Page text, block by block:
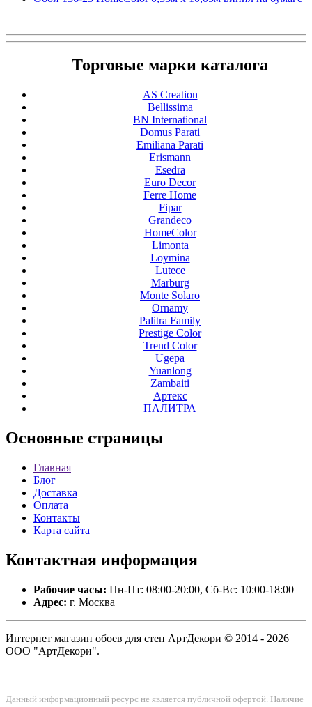
Торговые марки каталога
AS Creation
Bellissima
BN International
Domus Parati
Emiliana Parati
Erismann
Esedra
Euro Decor
Ferre Home
Fipar
Grandeco
HomeColor
Limonta
Loymina
Lutece
Marburg
Monte Solaro
Ornamy
Palitra Family
Prestige Color
Trend Color
Ugepa
Yuanlong
Zambaiti
Артекс
ПАЛИТРА
Основные страницы
Главная
Блог
Доставка
Оплата
Контакты
Карта сайта
Контактная информация
Рабочие часы: Пн-Пт: 08:00-20:00, Сб-Вс: 10:00-18:00
Адрес: г. Москва
Интернет магазин обоев для стен АртДекори © 2014 - 2026
ООО "АртДекори".
Данный информационный ресурс не является публичной офертой. Наличие